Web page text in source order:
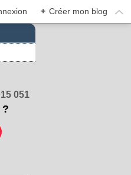
+ Créer mon blog
051
?